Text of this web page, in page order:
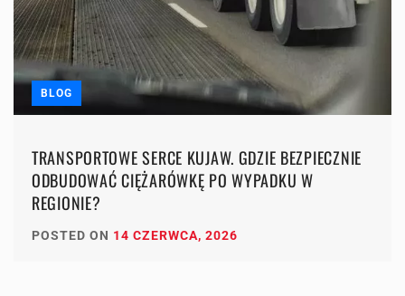
BLOG
TRANSPORTOWE SERCE KUJAW. GDZIE BEZPIECZNIE
ODBUDOWAĆ CIĘŻARÓWKĘ PO WYPADKU W
REGIONIE?
POSTED ON 14 CZERWCA, 2026